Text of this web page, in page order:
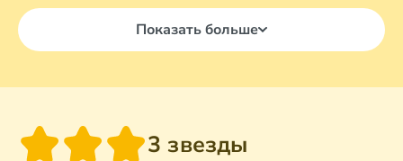
Показать больше
3 звезды